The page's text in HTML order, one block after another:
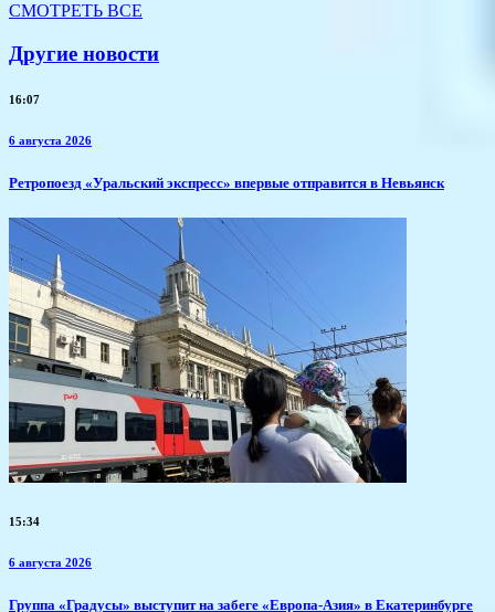
СМОТРЕТЬ ВСЕ
Другие новости
16:07
6 августа 2026
​Ретропоезд «Уральский экспресс» впервые отправится в Невьянск
15:34
6 августа 2026
​Группа «Градусы» выступит на забеге «Европа-Азия» в Екатеринбурге